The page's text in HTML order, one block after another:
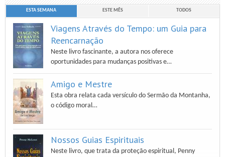
ESTA SEMANA ESTE MÊS TODOS
Viagens Através do Tempo: um Guia para
Reencarnação
Neste livro fascinante, a autora nos oferece
oportunidades para mudanças positivas e…
Amigo e Mestre
Esta obra relata cada versículo do Sermão da Montanha,
o código moral…
Nossos Guias Espirituais
Neste livro, que trata da proteção espiritual, Penny